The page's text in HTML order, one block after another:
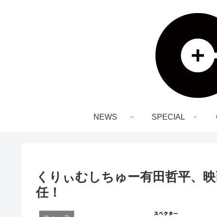
NEWS SPECIAL
くりぃむしちゅー有田哲平、
任！